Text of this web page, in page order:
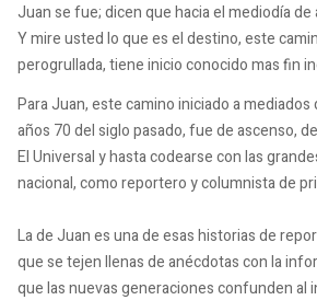
Juan se fue;dicen que hacia el mediodía de
Y mire usted lo que es el destino, este
perogrullada, tiene inicio conocido mas fin
Para Juan, este camino iniciado a mediados
años 70 del siglo pasado, fue de ascenso,
El Universal y hasta codearse con las
nacional, como reportero y columnista de
La de Juan es una de esas historias de
que se tejen llenas de anécdotas con la
que las nuevas generaciones confunden al